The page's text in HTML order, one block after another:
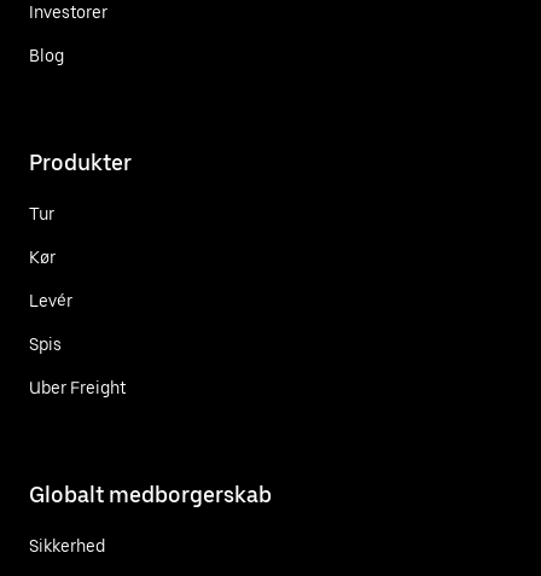
Investorer
Blog
Produkter
Tur
Kør
Levér
Spis
Uber Freight
Globalt medborgerskab
Sikkerhed